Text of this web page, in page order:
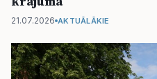
21.07.2026 AKTUĀLĀKIE